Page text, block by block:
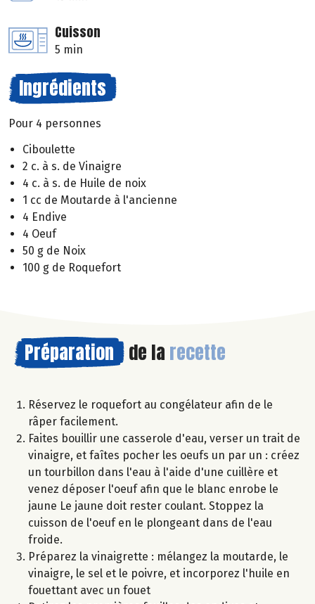
Cuisson
5 min
Ingrédients
Pour 4 personnes
Ciboulette
2 c. à s. de Vinaigre
4 c. à s. de Huile de noix
1 cc de Moutarde à l'ancienne
4 Endive
4 Oeuf
50 g de Noix
100 g de Roquefort
Préparation de la recette
Réservez le roquefort au congélateur afin de le
râper facilement.
Faites bouillir une casserole d'eau, verser un trait de
vinaigre, et faîtes pocher les oeufs un par un : créez
un tourbillon dans l'eau à l'aide d'une cuillère et
venez déposer l'oeuf afin que le blanc enrobe le
jaune Le jaune doit rester coulant. Stoppez la
cuisson de l'oeuf en le plongeant dans de l'eau
froide.
Préparez la vinaigrette : mélangez la moutarde, le
vinaigre, le sel et le poivre, et incorporez l'huile en
fouettant avec un fouet